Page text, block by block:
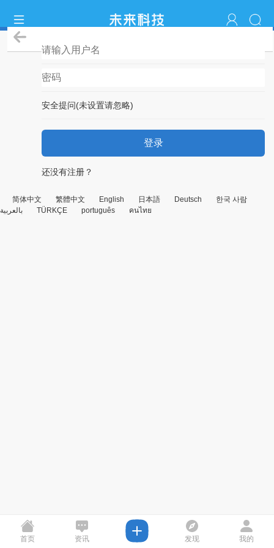
安全提问(未设置请忽略)
登录
还没有注册？
简体中文 繁體中文 English 日本語 Deutsch
한국 사람
بالعربية
TÜRKÇE português คนไทย
首页 资讯 发现 我的